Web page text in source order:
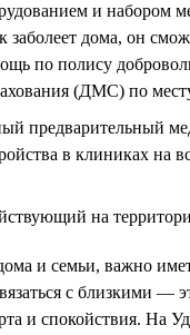
и набором
заболеет дома, он
по полису
(ДМС) по
предварительный
в клиниках на
на
и семьи, важно
с близкими —
и спокойствия. На